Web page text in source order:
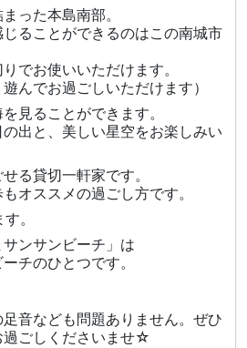
った本島南部。
ることができるのはこの南城市
でお使いいただけます。
んでお過ごしいただけます）
見ることができます。
出と、美しい星空をお楽しみい
る貸切一軒家です。
オススメの過ごし方です。
。
ンサンビーチ」は
チのひとつです。
音なども問題ありません。ぜひ
過ごしくださいませ☆